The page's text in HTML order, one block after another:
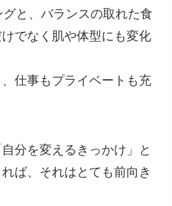
と、バランスの取れた食
でなく肌や体型にも変化
仕事もプライベートも充
分を変えるきっかけ」と
ば、それはとても前向き